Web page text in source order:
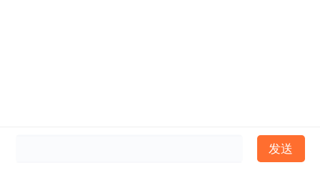
发送